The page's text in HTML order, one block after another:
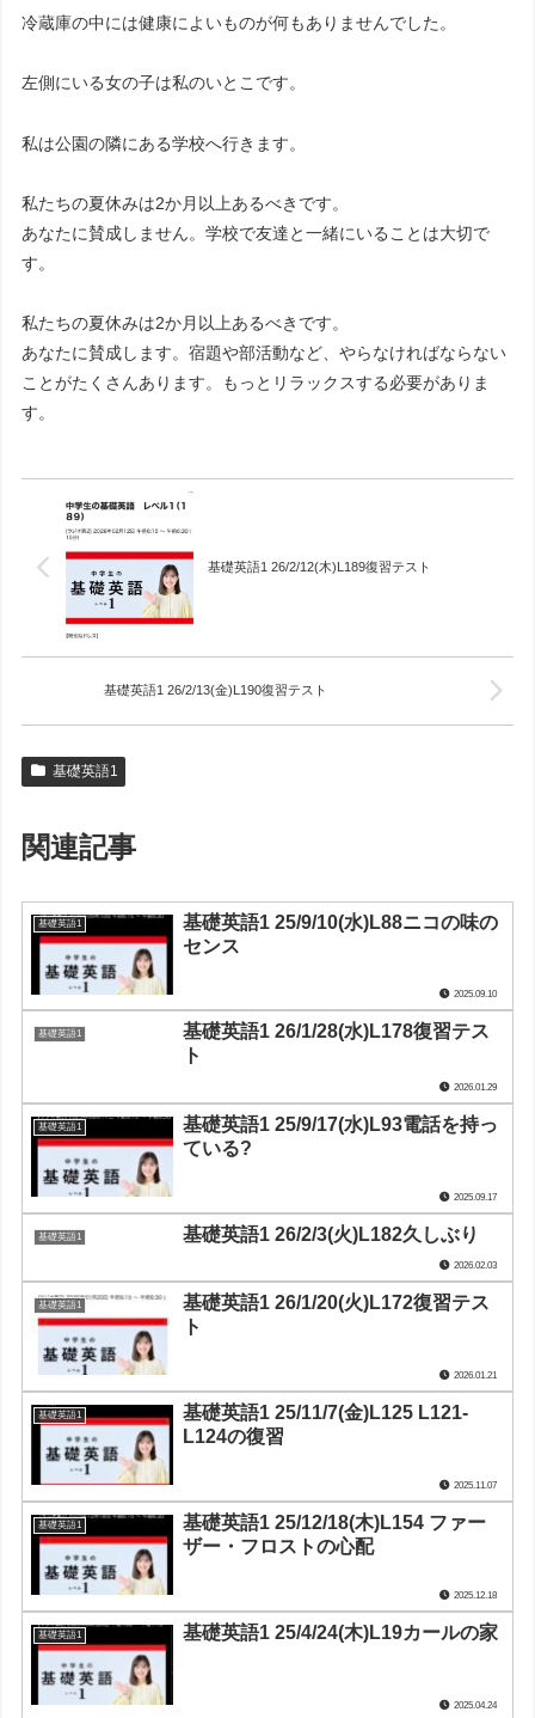
冷蔵庫の中には健康によいものが何もありませんでした。
左側にいる女の子は私のいとこです。
私は公園の隣にある学校へ行きます。
私たちの夏休みは2か月以上あるべきです。
あなたに賛成しません。学校で友達と一緒にいることは大切で
す。
私たちの夏休みは2か月以上あるべきです。
あなたに賛成します。宿題や部活動など、やらなければならない
ことがたくさんあります。もっとリラックスする必要がありま
す。
基礎英語1 26/2/12(木)L189復習テスト
基礎英語1 26/2/13(金)L190復習テスト
基礎英語1
関連記事
基礎英語1
基礎英語1 25/9/10(水)L88ニコの味の
センス
2025.09.10
基礎英語1
基礎英語1 26/1/28(水)L178復習テス
ト
2026.01.29
基礎英語1
基礎英語1 25/9/17(水)L93電話を持っ
ている?
2025.09.17
基礎英語1 基礎英語1 26/2/3(火)L182久しぶり
2026.02.03
基礎英語1
基礎英語1 26/1/20(火)L172復習テス
ト
2026.01.21
基礎英語1
基礎英語1 25/11/7(金)L125 L121-
L124の復習
2025.11.07
基礎英語1
基礎英語1 25/12/18(木)L154 ファー
ザー・フロストの心配
2025.12.18
基礎英語1 基礎英語1 25/4/24(木)L19カールの家
2025.04.24